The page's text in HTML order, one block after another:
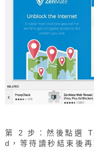
第 2 步：然後點選
d，等待讀秒結束後